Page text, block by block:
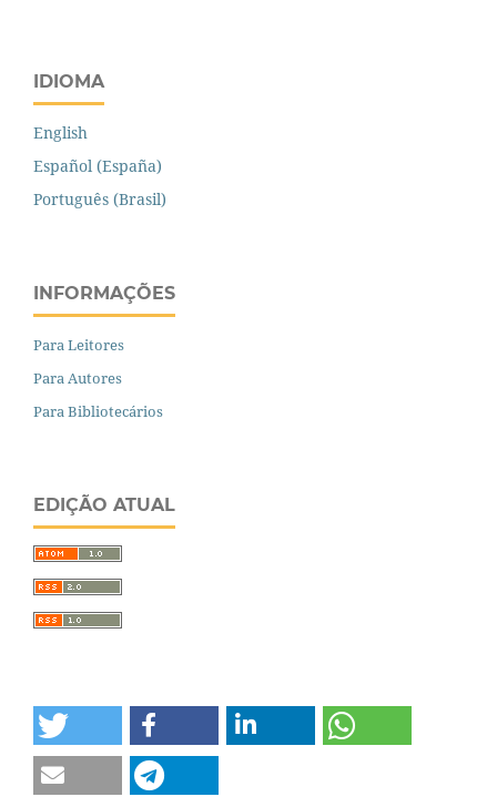
IDIOMA
English
Español (España)
Português (Brasil)
INFORMAÇÕES
Para Leitores
Para Autores
Para Bibliotecários
EDIÇÃO ATUAL